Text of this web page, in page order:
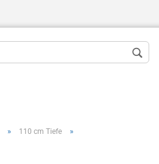
» 110 cm Tiefe »